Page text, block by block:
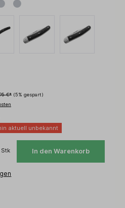
€* (5% gespart)
aktuell unbekannt
Stk In den Warenkorb